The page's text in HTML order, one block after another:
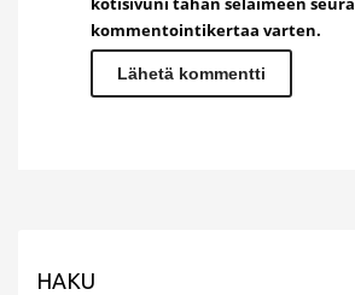
kommentointikertaa varten.
HAKU